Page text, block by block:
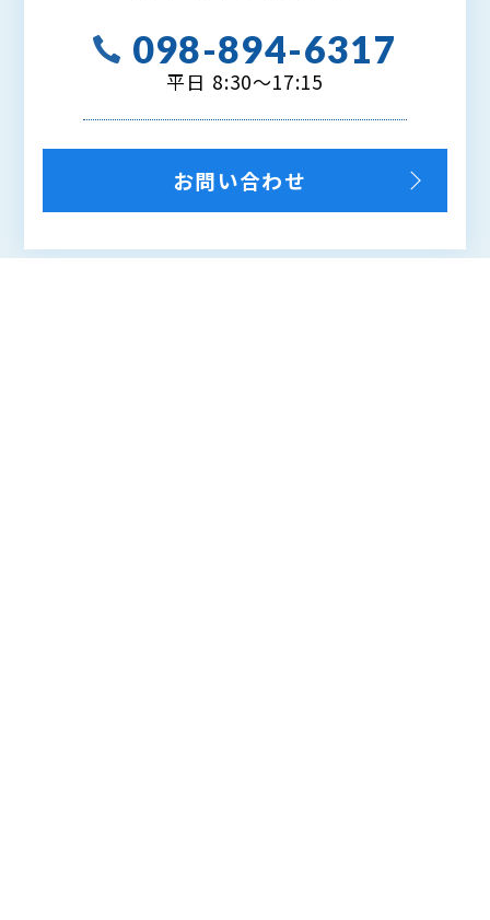
098-894-6317
平日 8:30～17:15
お問い合わせ